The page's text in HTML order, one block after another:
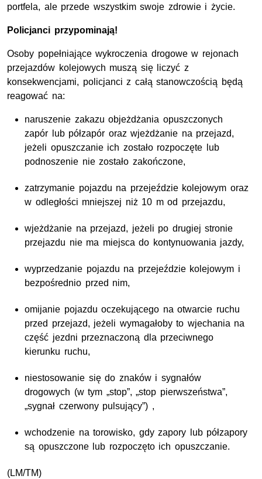
portfela, ale przede wszystkim swoje zdrowie i życie.
Policjanci przypominają!
Osoby popełniające wykroczenia drogowe w rejonach
przejazdów kolejowych muszą się liczyć z
konsekwencjami, policjanci z całą stanowczością będą
reagować na:
naruszenie zakazu objeżdżania opuszczonych
zapór lub półzapór oraz wjeżdżanie na przejazd,
jeżeli opuszczanie ich zostało rozpoczęte lub
podnoszenie nie zostało zakończone,
zatrzymanie pojazdu na przejeździe kolejowym oraz
w odległości mniejszej niż 10 m od przejazdu,
wjeżdżanie na przejazd, jeżeli po drugiej stronie
przejazdu nie ma miejsca do kontynuowania jazdy,
wyprzedzanie pojazdu na przejeździe kolejowym i
bezpośrednio przed nim,
omijanie pojazdu oczekującego na otwarcie ruchu
przed przejazd, jeżeli wymagałoby to wjechania na
część jezdni przeznaczoną dla przeciwnego
kierunku ruchu,
niestosowanie się do znaków i sygnałów
drogowych (w tym „stop”, „stop pierwszeństwa”,
„sygnał czerwony pulsujący”) ,
wchodzenie na torowisko, gdy zapory lub półzapory
są opuszczone lub rozpoczęto ich opuszczanie.
(LM/TM)